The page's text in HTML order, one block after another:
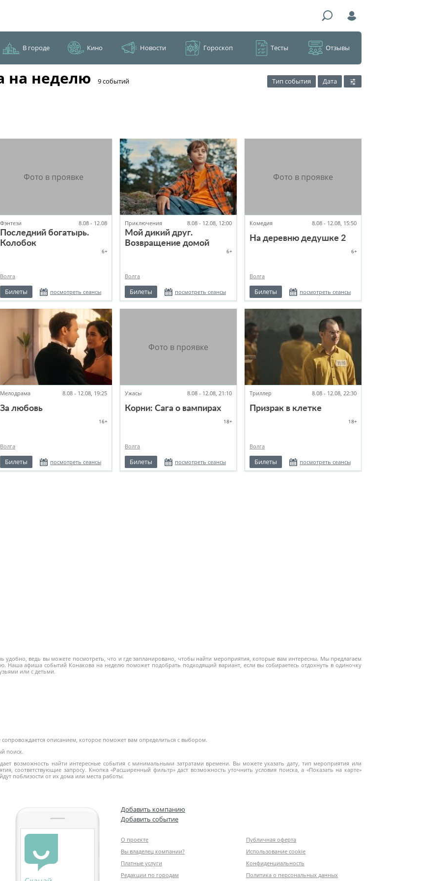
В городе Кино Новости Гороскоп Тесты Отзывы
на неделю ​9 событий Тип события
Дата
удобно, ведь вы можете посмотреть, что и где запланировано, чтобы найти мероприятия, которые вам интересны. Мы предлагаем
Наша афиша событий Конакова на неделю поможет подобрать подходящий вариант, если вы собираетесь отдохнуть в одиночку
или с детьми.
описанием, которое поможет вам определиться с выбором.
поиск.
возможность найти интересные события с минимальными затратами времени. Вы можете указать дату, тип мероприятия или
соответствующие запросу. Кнопка «Расширенный фильтр» даст возможность уточнить условия поиска, а «Показать на карте»
поблизости от их дома или места работы.
Фэнтези 8.08 - 12.08
Последний богатырь.
Колобок
6+
Волга
Билеты посмотреть сеансы
Приключения 8.08 - 12.08, 12:00
Мой дикий друг.
Возвращение домой
6+
Волга
Билеты посмотреть сеансы
Комедия 8.08 - 12.08, 15:50
На деревню дедушке 2
6+
Волга
Билеты посмотреть сеансы
Мелодрама 8.08 - 12.08, 19:25
За любовь
16+
Волга
Билеты посмотреть сеансы
Ужасы 8.08 - 12.08, 21:10
Корни: Сага о вампирах
18+
Волга
Билеты посмотреть сеансы
Триллер 8.08 - 12.08, 22:30
Призрак в клетке
18+
Волга
Билеты посмотреть сеансы
Добавить компанию
Добавить событие
О проекте
Вы владелец компании?
Платные услуги
Редакции по городам
Публичная оферта
Использование cookie
Конфиденциальность
Политика о персональных данных